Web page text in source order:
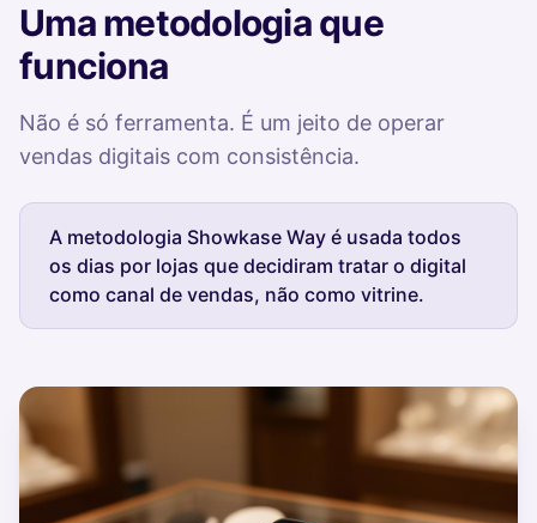
Uma metodologia que
funciona
Não é só ferramenta. É um jeito de operar
vendas digitais com consistência.
A metodologia Showkase Way é usada todos
os dias por lojas que decidiram tratar o digital
como canal de vendas, não como vitrine.